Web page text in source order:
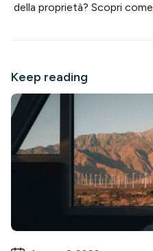
della proprietà? Scopri come
Keep reading